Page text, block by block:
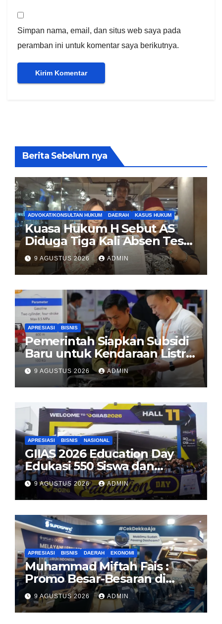
Simpan nama, email, dan situs web saya pada
peramban ini untuk komentar saya berikutnya.
Berita Sebelum nya
ADVOKAT/KONSULTAN HUKUM DAERAH KASUS HUKUM
Kuasa Hukum H Sebut AS
Diduga Tiga Kali Absen Tes
DNA, Minta Proses Hukum
Dibuka Secara Terang
9 AGUSTUS 2026 ADMIN
APRESIASI BISNIS
Pemerintah Siapkan Subsidi
Baru untuk Kendaraan Listrik
di 2026
9 AGUSTUS 2026 ADMIN
APRESIASI BISNIS NASIONAL
GIIAS 2026 Education Day
Edukasi 550 Siswa dan
Mahasiswa Soal Teknologi EV
dan Industri Otomotif
9 AGUSTUS 2026 ADMIN
APRESIASI BISNIS DAERAH EKONOMI
Muhammad Miftah Fais :
Promo Besar-Besaran di
GIAS, GPS.id Tawarkan Free
Instalasi Free Charge
9 AGUSTUS 2026 ADMIN